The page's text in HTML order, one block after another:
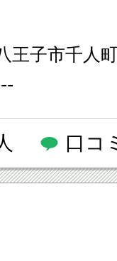
王子市千人
口コ